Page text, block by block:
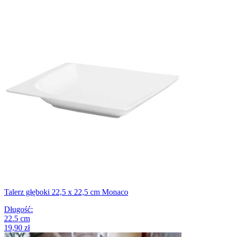
Talerz głęboki 22,5 x 22,5 cm Monaco
Długość:
22.5 cm
19,90 zł